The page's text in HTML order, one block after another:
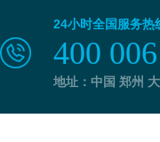
24小时全国服务热
400
地址：中国 郑州